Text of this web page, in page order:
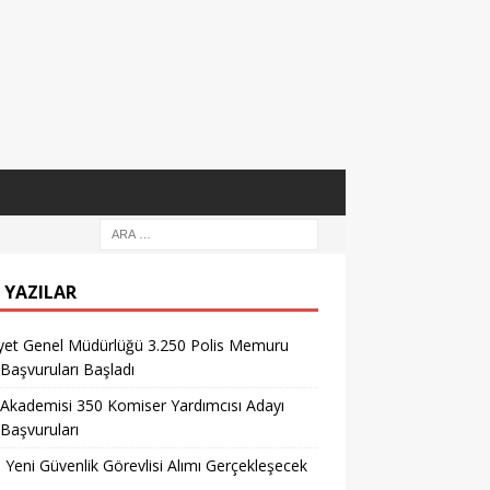
YAZILAR
Genel Müdürlüğü 3.250 Polis Memuru
Başvuruları Başladı
350 Komiser Yardımcısı Adayı
Başvuruları
Yeni Güvenlik Görevlisi Alımı Gerçekleşecek